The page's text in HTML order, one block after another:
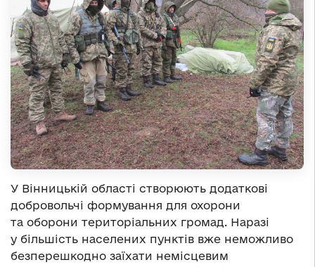
У Вінницькій області створюють додаткові
добровольчі формування для охорони
та оборони територіальних громад. Наразі
у більшість населених пунктів вже неможливо
безперешкодно заїхати немісцевим